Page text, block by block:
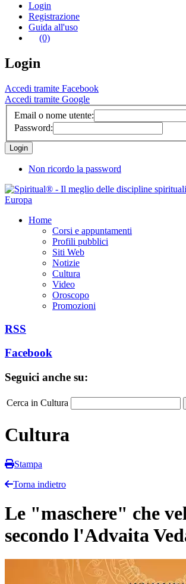
Login
Registrazione
Guida all'uso
(0)
Login
Accedi tramite Facebook
Accedi tramite Google
Email o nome utente:
Password:
Non ricordo la password
Home
Corsi e appuntamenti
Profili pubblici
Siti Web
Notizie
Cultura
Video
Oroscopo
Promozioni
RSS
Facebook
Seguici anche su:
Cerca in Cultura
Cultura
Stampa
Torna indietro
Le "maschere" che
secondo l'Advaita